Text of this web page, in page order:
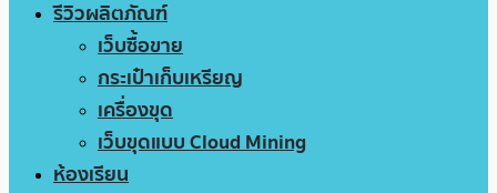
รีวิวผลิตภัณฑ์
เว็บซื้อขาย
กระเป๋าเก็บเหรียญ
เครื่องขุด
เว็บขุดแบบ Cloud Mining
ห้องเรียน